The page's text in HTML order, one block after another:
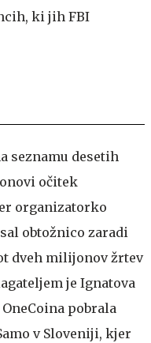
ki jih FBI
seznamu desetih
očitek
organizatorko
obtožnico zaradi
dveh milijonov žrtev
je Ignatova
pobrala
v Sloveniji, kjer